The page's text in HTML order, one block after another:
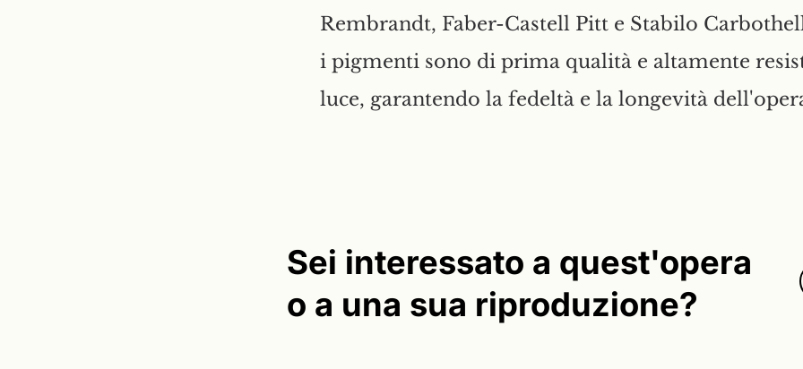
Rembrandt, Faber-Castell Pitt e Stabilo
i pigmenti sono di prima qualità e altamente
luce, garantendo la fedeltà e la longevità
Sei interessato a quest'opera
o a una sua riproduzione?